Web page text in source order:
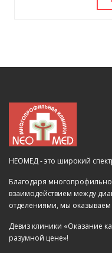
НЕОМЕД - это широкий
Благодаря
взаимодействием между
отделениями, мы
Девиз клиники «Оказание
разумной цене»!